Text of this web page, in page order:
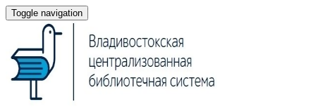
Toggle navigation